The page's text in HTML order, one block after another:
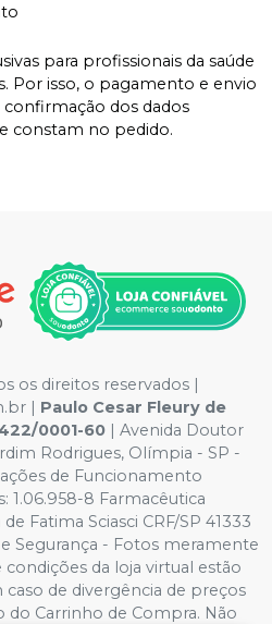
para profissionais da saúde
Por isso, o pagamento e envio
confirmação dos dados
constam no pedido.
os direitos reservados |
| Paulo Cesar Fleury de
0001-60 | Avenida Doutor
Rodrigues, Olímpia - SP -
de Funcionamento
1.06.958-8 Farmacêutica
Fatima Sciasci CRF/SP 41333
Segurança - Fotos meramente
condições da loja virtual estão
caso de divergência de preços
do Carrinho de Compra. Não